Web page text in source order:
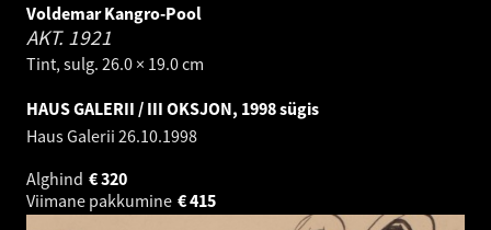
Voldemar Kangro-Pool
AKT. 1921
Tint, sulg. 26.0 × 19.0 cm
HAUS GALERII / III OKSJON, 1998 sügis
Haus Galerii 26.10.1998
Alghind
320
€
Viimane pakkumine
415
€